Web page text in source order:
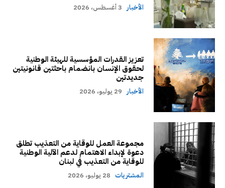
الأخبار 3 أغسطس، 2026
تعزيز القدرات المؤسسية للهيئة الوطنية
لحقوق الإنسان بانضمام باحثتين قانونيتين
جديدتين
الأخبار 29 يوليو، 2026
مجموعة العمل للوقاية من التعذيب تطلق
دعوة لإبداء الاهتمام لدعم الآلية الوطنية
للوقاية من التعذيب في لبنان
المشتريات 28 يوليو، 2026